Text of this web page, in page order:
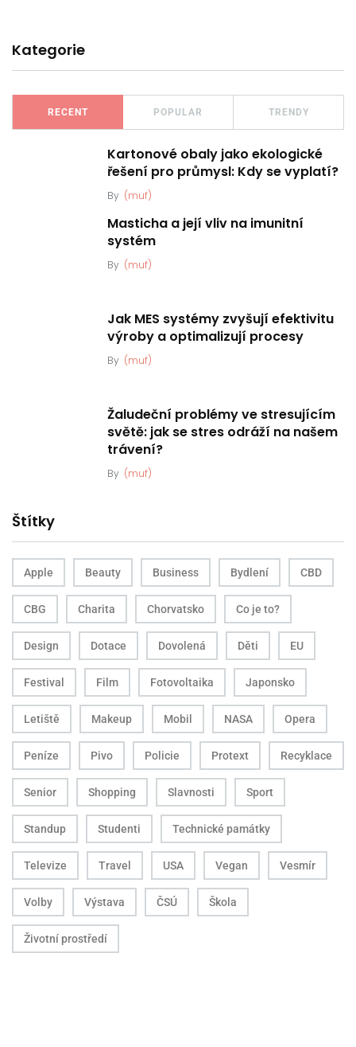
Kategorie
RECENT POPULAR TRENDY
Kartonové obaly jako ekologické
řešení pro průmysl: Kdy se vyplatí?
By (muf)
Masticha a její vliv na imunitní
systém
By (muf)
Jak MES systémy zvyšují efektivitu
výroby a optimalizují procesy
By (muf)
Žaludeční problémy ve stresujícím
světě: jak se stres odráží na našem
trávení?
By (muf)
Štítky
Apple Beauty Business Bydlení CBD
CBG Charita Chorvatsko Co je to?
Design Dotace Dovolená Děti EU
Festival Film Fotovoltaika Japonsko
Letiště Makeup Mobil NASA Opera
Peníze Pivo Policie Protext Recyklace
Senior Shopping Slavnosti Sport
Standup Studenti Technické památky
Televize Travel USA Vegan Vesmír
Volby Výstava ČSÚ Škola
Životní prostředí